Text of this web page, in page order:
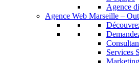
Agence
Agence Web Marseille –
Services